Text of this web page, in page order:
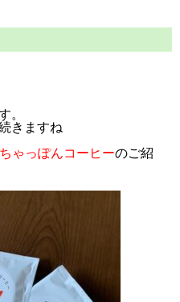
。
きますね
ちゃっぽんコーヒーのご紹